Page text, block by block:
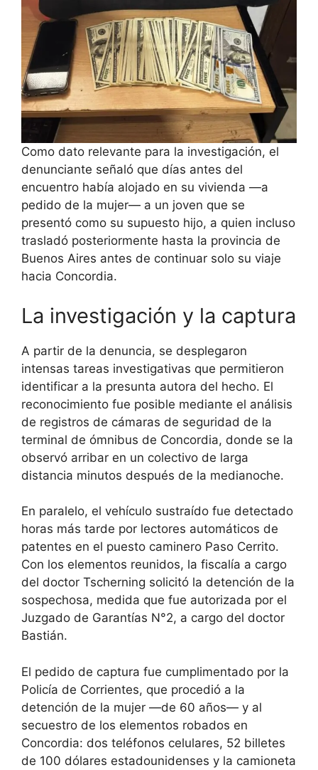
Como dato relevante para la investigación, el
denunciante señaló que días antes del
encuentro había alojado en su vivienda —a
pedido de la mujer— a un joven que se
presentó como su supuesto hijo, a quien incluso
trasladó posteriormente hasta la provincia de
Buenos Aires antes de continuar solo su viaje
hacia Concordia.
La investigación y la captura
A partir de la denuncia, se desplegaron
intensas tareas investigativas que permitieron
identificar a la presunta autora del hecho. El
reconocimiento fue posible mediante el análisis
de registros de cámaras de seguridad de la
terminal de ómnibus de Concordia, donde se la
observó arribar en un colectivo de larga
distancia minutos después de la medianoche.
En paralelo, el vehículo sustraído fue detectado
horas más tarde por lectores automáticos de
patentes en el puesto caminero Paso Cerrito.
Con los elementos reunidos, la fiscalía a cargo
del doctor Tscherning solicitó la detención de la
sospechosa, medida que fue autorizada por el
Juzgado de Garantías N°2, a cargo del doctor
Bastián.
El pedido de captura fue cumplimentado por la
Policía de Corrientes, que procedió a la
detención de la mujer —de 60 años— y al
secuestro de los elementos robados en
Concordia: dos teléfonos celulares, 52 billetes
de 100 dólares estadounidenses y la camioneta